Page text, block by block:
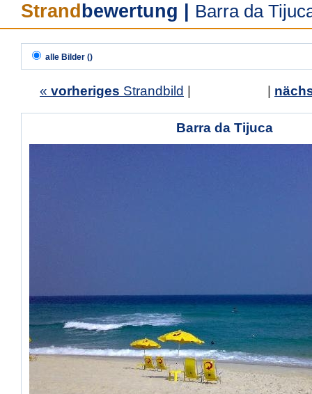
Strand bewertung Barra da
alle Bilder ()
« vorheriges Strandbild
Barra da Tijuca